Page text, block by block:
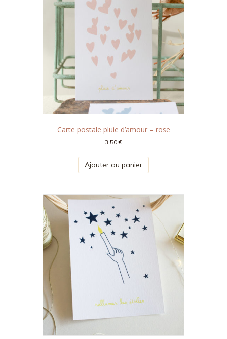
Carte postale pluie d’amour – rose
3,50€
Ajouter au panier